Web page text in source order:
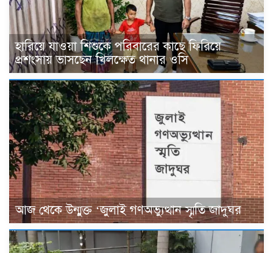
হারিয়ে যাওয়া শিশুকে পরিবারের কাছে ফিরিয়ে
প্রশংসায় ভাসছেন খিলক্ষেত থানার ওসি
আজ থেকে উন্মুক্ত ‘জুলাই গণঅভ্যুত্থান স্মৃতি জাদুঘর